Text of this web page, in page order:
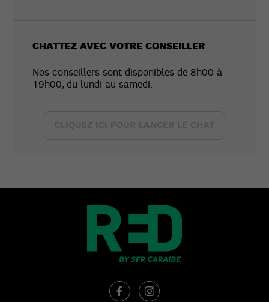
CHATTEZ AVEC VOTRE CONSEILLER
Nos conseillers sont disponibles de 8h00 à
19h00, du lundi au samedi.
 